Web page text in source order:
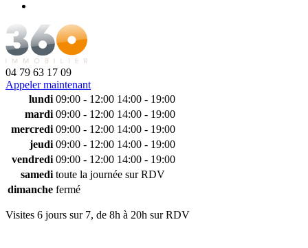
04 79 63 17 09
Appeler maintenant
lundi 09:00 - 12:00 14:00 - 19:00
mardi 09:00 - 12:00 14:00 - 19:00
mercredi 09:00 - 12:00 14:00 - 19:00
jeudi 09:00 - 12:00 14:00 - 19:00
vendredi 09:00 - 12:00 14:00 - 19:00
samedi toute la journée sur RDV
dimanche fermé
Visites 6 jours sur 7, de 8h à 20h sur RDV